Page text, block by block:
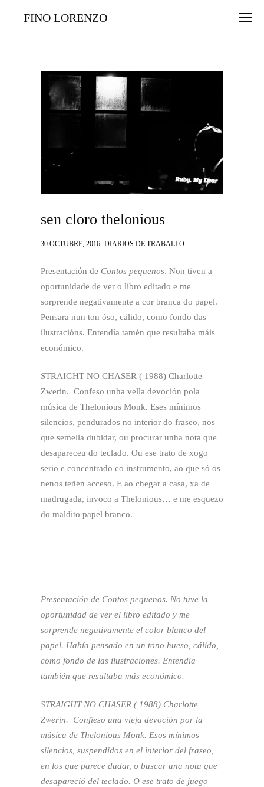
FINO LORENZO
sen cloro thelonious
30 OCTUBRE, 2016 DIARIOS DE TRABALLO
Presentación de Contos pequenos. Non tiven a
oportunidade de ver o libro editado e me
sorprende negativamente a cor branca do papel.
Pensara nun ton óso, cálido, como fondo das
ilustracións. Entendía tamén que resultaba máis
económico.
STRAIGHT NO CHASER ( 1988) Charlotte
Zwerin. Confeso unha vella devoción pola
música de Thelonious Monk. Eses mínimos
silencios, pendurados no interior do fraseo, nos
que semella dubidar, ou procurar unha nota que
desapareceu do teclado. Ou ese trato de xogo
serio e concentrado co instrumento, ao que só os
nenos teñen acceso. E ao chegar a casa, xa de
madrugada, invoco a Thelonious… e me esquezo
do maldito papel branco.
Presentación de Contos pequenos. No tuve la
oportunidad de ver el libro editado y me
sorprende negativamente el color blanco del
papel. Había pensado en un tono hueso, cálido,
como fondo de las ilustraciones. Entendía
también que resultaba más económico.
STRAIGHT NO CHASER ( 1988) Charlotte
Zwerin. Confieso una vieja devoción por la
música de Thelonious Monk. Esos mínimos
silencios, suspendidos en el interior del fraseo,
en los que parece dudar, o buscar una nota que
desapareció del teclado. O ese trato de juego